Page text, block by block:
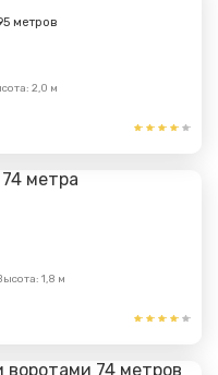
метров
2,0 м
1,8 м